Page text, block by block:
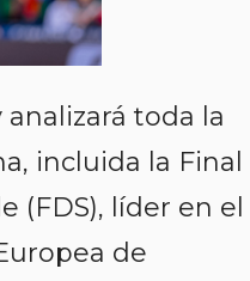
toda la
incluida la Final
(FDS), líder en el
de